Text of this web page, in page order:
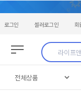
로그인 셀러로그인 회